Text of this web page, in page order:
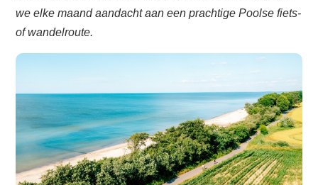
we elke maand aandacht aan een prachtige Poolse fiets-
of wandelroute.